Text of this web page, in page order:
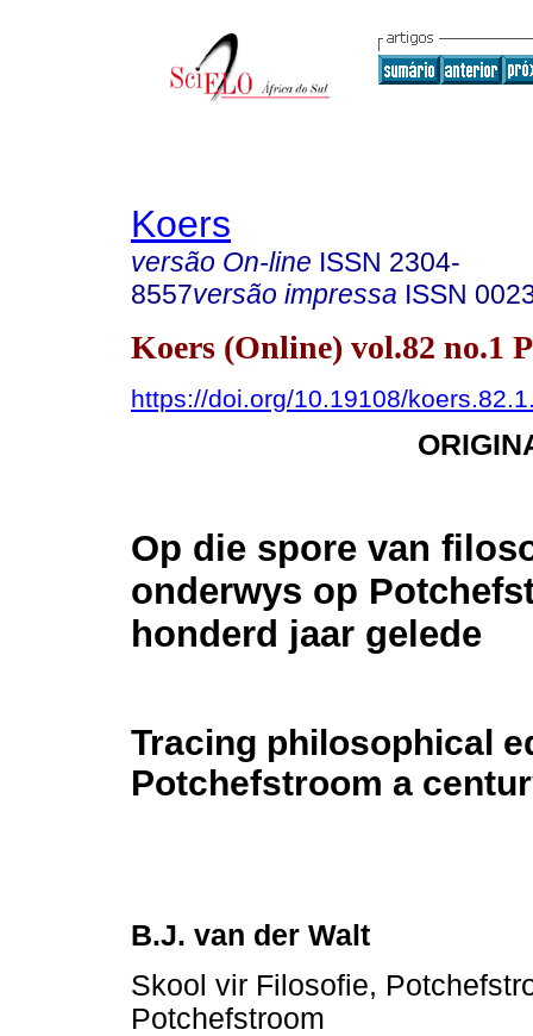
Koers
versão On-line ISSN 2304-
8557versão impressa ISSN
Koers (Online) vol.82 no.1
https://doi.org/10.19108/
Op die spore van
onderwys op
honderd jaar gelede
Tracing philosophical
Potchefstroom a
B.J. van der Walt
Skool vir Filosofie,
Potchefstroom